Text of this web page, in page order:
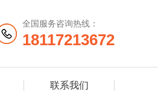
全国服务咨询热线：
18117213672
联系我们